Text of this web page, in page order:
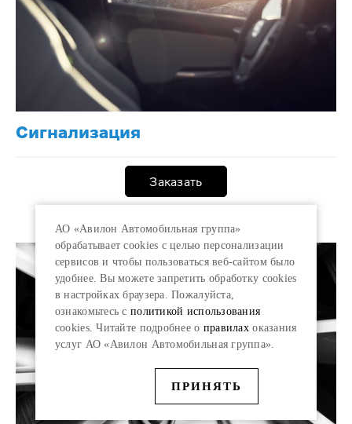
АО «Авилон Автомобильная группа»
обрабатывает cookies с целью персонализации
сервисов и чтобы пользоваться веб-сайтом было
удобнее. Вы можете запретить обработку сookies
в настройках браузера. Пожалуйста,
ознакомьтесь с политикой использования
cookies. Читайте подробнее о правилахоказания
услуг АО «Авилон Автомобильная группа».
ПРИНЯТЬ
Сигнализация
Заказать